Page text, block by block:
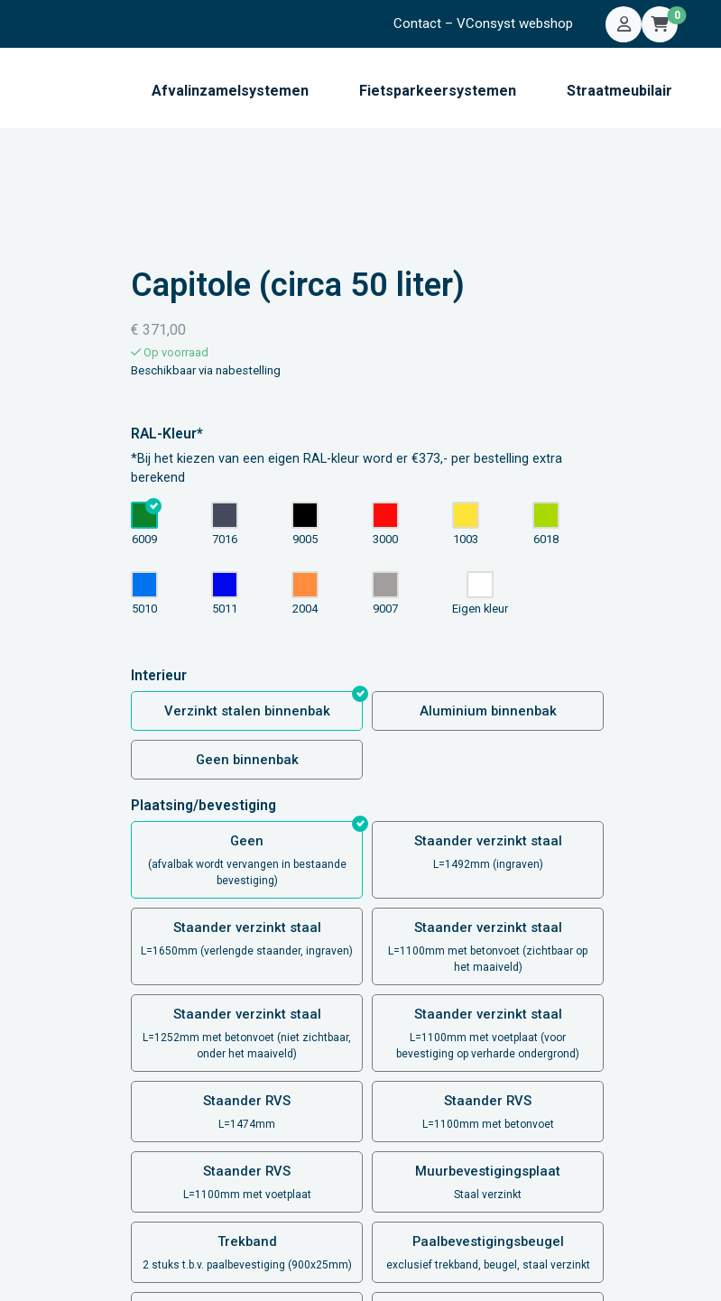
Contact – VConsyst webshop
Mijn account
0
Afvalinzamelsystemen Fietsparkeersystemen Straatmeubilair
Capitole (circa 50 liter)
€ 371,00
Op voorraad
Beschikbaar via nabestelling
RAL-Kleur*
*Bij het kiezen van een eigen RAL-kleur word er €373,- per bestelling extra
berekend
6009 7016 9005 3000 1003 6018
5010 5011 2004 9007 Eigen kleur
Interieur
Verzinkt stalen binnenbak Aluminium binnenbak
Geen binnenbak
Plaatsing/bevestiging
Geen
(afvalbak wordt vervangen in bestaande
bevestiging)
Staander verzinkt staal
L=1492mm (ingraven)
Staander verzinkt staal
L=1650mm (verlengde staander, ingraven)
Staander verzinkt staal
L=1100mm met betonvoet (zichtbaar op
het maaiveld)
Staander verzinkt staal
L=1252mm met betonvoet (niet zichtbaar,
onder het maaiveld)
Staander verzinkt staal
L=1100mm met voetplaat (voor
bevestiging op verharde ondergrond)
Staander RVS
L=1474mm
Staander RVS
L=1100mm met betonvoet
Staander RVS
L=1100mm met voetplaat
Muurbevestigingsplaat
Staal verzinkt
Trekband
2 stuks t.b.v. paalbevestiging (900x25mm)
Paalbevestigingsbeugel
exclusief trekband, beugel, staal verzinkt